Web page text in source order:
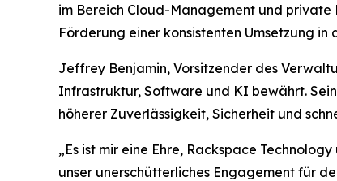
im Bereich Cloud-Management und
Förderung einer konsistenten Umsetzung
Jeffrey Benjamin, Vorsitzender des
Infrastruktur, Software und KI bewährt.
höherer Zuverlässigkeit, Sicherheit und
„Es ist mir eine Ehre, Rackspace
unser unerschütterliches Engagement für